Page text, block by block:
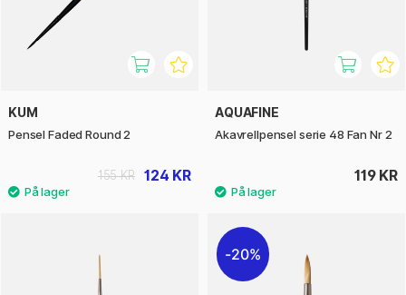
KUM
Pensel Faded Round 2
124 KR
155 KR
AQUAFINE
Akavrellpensel serie 48 Fan Nr 2
119 KR
20%